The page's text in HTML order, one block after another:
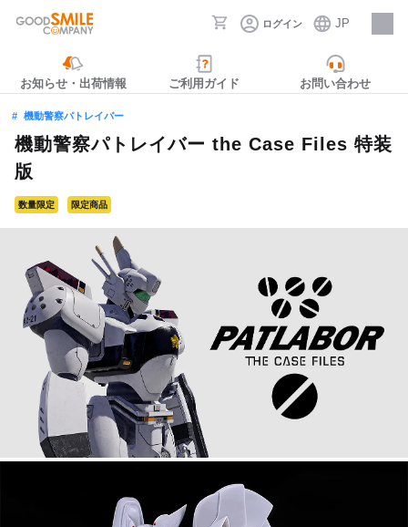
ログイン JP
採用情報
お知らせ・出荷情報 ご利用ガイド お問い合わせ
機動警察パトレイバー
機動警察パトレイバー the Case Files 特装
版
数量限定 限定商品